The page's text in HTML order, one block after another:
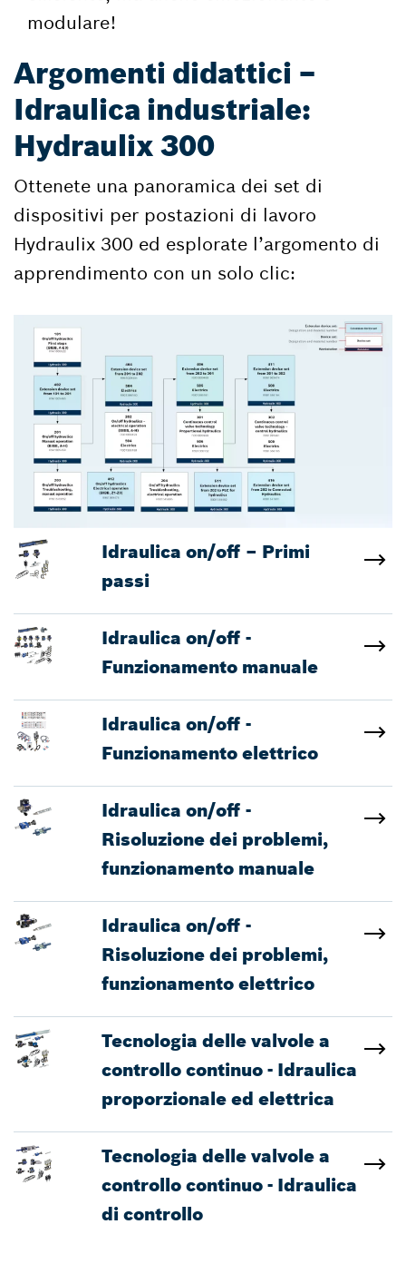
modulare!
Argomenti didattici –
Idraulica industriale:
Hydraulix 300
Ottenete una panoramica dei set di
dispositivi per postazioni di lavoro
Hydraulix 300 ed esplorate l’argomento di
apprendimento con un solo clic:
Idraulica on/off – Primi
passi
Idraulica on/off -
Funzionamento manuale
Idraulica on/off -
Funzionamento elettrico
Idraulica on/off -
Risoluzione dei problemi,
funzionamento manuale
Idraulica on/off -
Risoluzione dei problemi,
funzionamento elettrico
Tecnologia delle valvole a
controllo continuo - Idraulica
proporzionale ed elettrica
Tecnologia delle valvole a
controllo continuo - Idraulica
di controllo